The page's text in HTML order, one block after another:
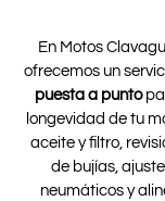
En Motos
ofrecemos un
puesta a punto
longevidad de tu
aceite y filtro,
de bujías,
neumáticos y